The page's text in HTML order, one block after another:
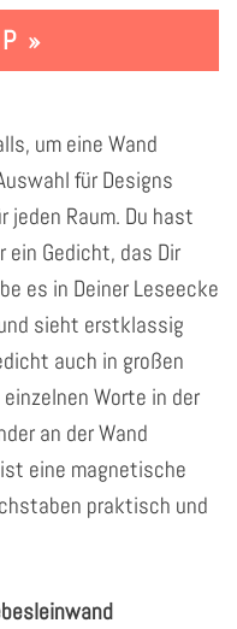
»
um eine Wand
für Designs
Raum. Du hast
Gedicht, das Dir
es in Deiner Leseecke
sieht erstklassig
auch in großen
Worte in der
an der Wand
eine magnetische
praktisch und